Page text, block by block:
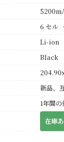
6 セル
Li-ion
Black
新品、
1年間
在庫